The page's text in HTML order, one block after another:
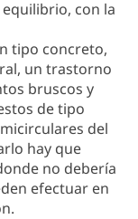
con la
tipo concreto,
un trastorno
bruscos y
de tipo
del
hay que
no debería
efectuar en